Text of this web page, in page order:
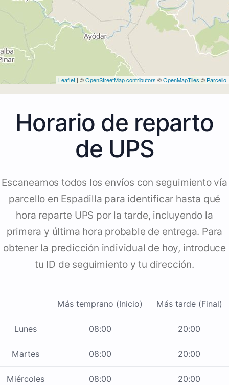
Leaflet | ©OpenStreetMap contributors ©OpenMapTiles © Parcello
Horario de reparto
de UPS
Escaneamos todos los envíos con seguimiento vía
parcello en Espadilla para identificar hasta qué
hora reparte UPS por la tarde, incluyendo la
primera y última hora probable de entrega. Para
obtener la predicción individual de hoy, introduce
tu ID de seguimiento y tu dirección.
Más temprano (Inicio) Más tarde (Final)
Lunes 08:00 20:00
Martes 08:00 20:00
Miércoles 08:00 20:00